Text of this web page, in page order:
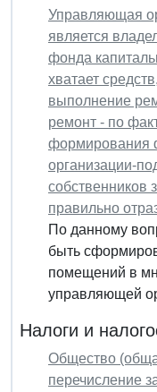
Управляющая
является
фонда
хватает
выполнение
ремонт - по
формирования
организации-
собственников
правильно
По данному
быть
помещений в
управляющей
Налоги и
Общество
перечисление